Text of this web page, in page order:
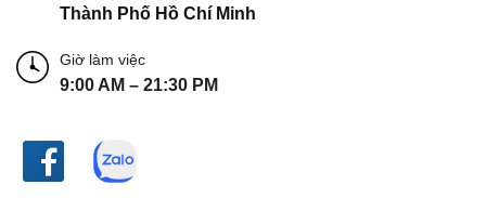
Thành Phố Hồ Chí Minh
Giờ làm việc
9:00 AM – 21:30 PM